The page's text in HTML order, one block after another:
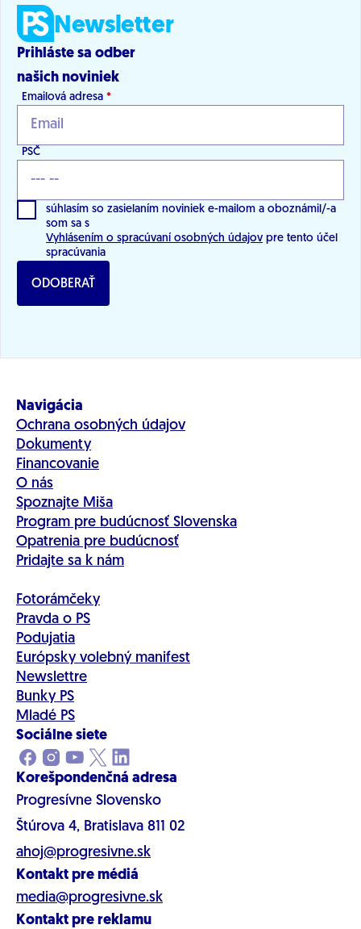
Newsletter
Prihláste sa odber
našich noviniek
Emailová adresa *
PSČ
súhlasím so zasielaním noviniek e-mailom a oboznámil/-a
som sa s
Vyhlásením o spracúvaní osobných údajov pre tento účel
spracúvania
ODOBERAŤ
Navigácia
Ochrana osobných údajov
Dokumenty
Financovanie
O nás
Spoznajte Miša
Program pre budúcnosť Slovenska
Opatrenia pre budúcnosť
Pridajte sa k nám
Fotorámčeky
Pravda o PS
Podujatia
Európsky volebný manifest
Newslettre
Bunky PS
Mladé PS
Sociálne siete
Korešpondenčná adresa
Progresívne Slovensko
Štúrova 4, Bratislava 811 02
ahoj@progresivne.sk
Kontakt pre médiá
media@progresivne.sk
Kontakt pre reklamu